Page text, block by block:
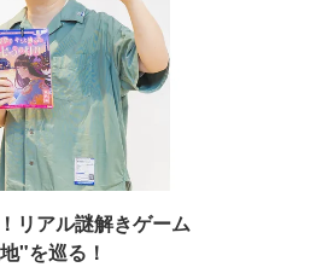
リアル謎解きゲーム
"を巡る！